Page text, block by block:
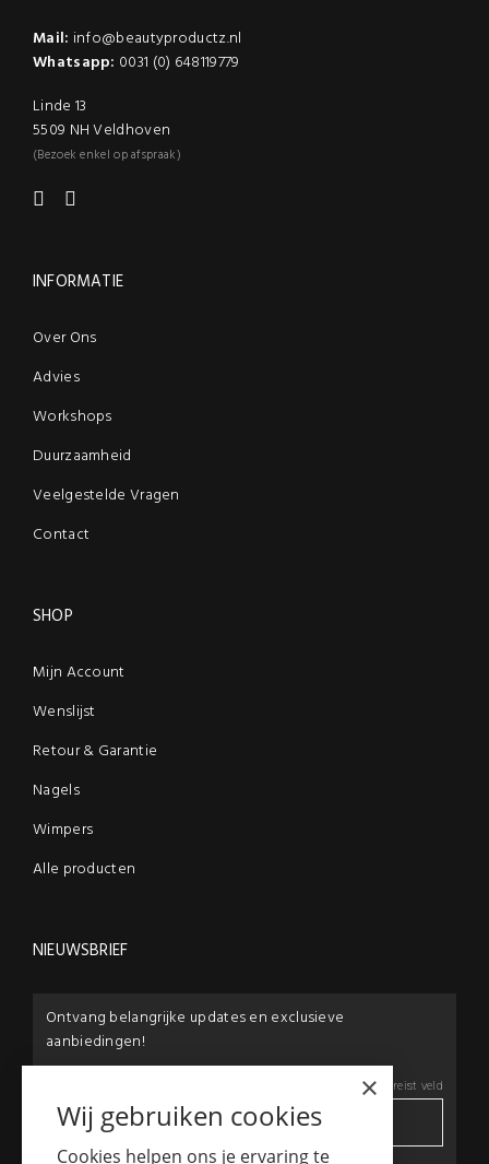
Mail: info@beautyproductz.nl
Whatsapp: 0031 (0) 648119779
Linde 13
5509 NH Veldhoven
(Bezoek enkel op afspraak)
INFORMATIE
Over Ons
Advies
Workshops
Duurzaamheid
Veelgestelde Vragen
Contact
SHOP
Mijn Account
Wenslijst
Retour & Garantie
Nagels
Wimpers
Alle producten
NIEUWSBRIEF
Ontvang belangrijke updates en exclusieve
aanbiedingen!
*Vereist veld
×
Wij gebruiken cookies
Cookies helpen ons je ervaring te